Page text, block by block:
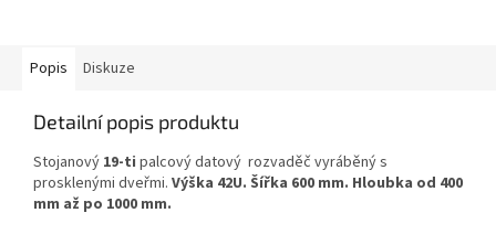
Popis Diskuze
Detailní popis produktu
Stojanový 19-ti palcový datový rozvaděč vyráběný s
prosklenými dveřmi. Výška 42U. Šířka 600 mm. Hloubka od 400
mm až po 1000 mm.